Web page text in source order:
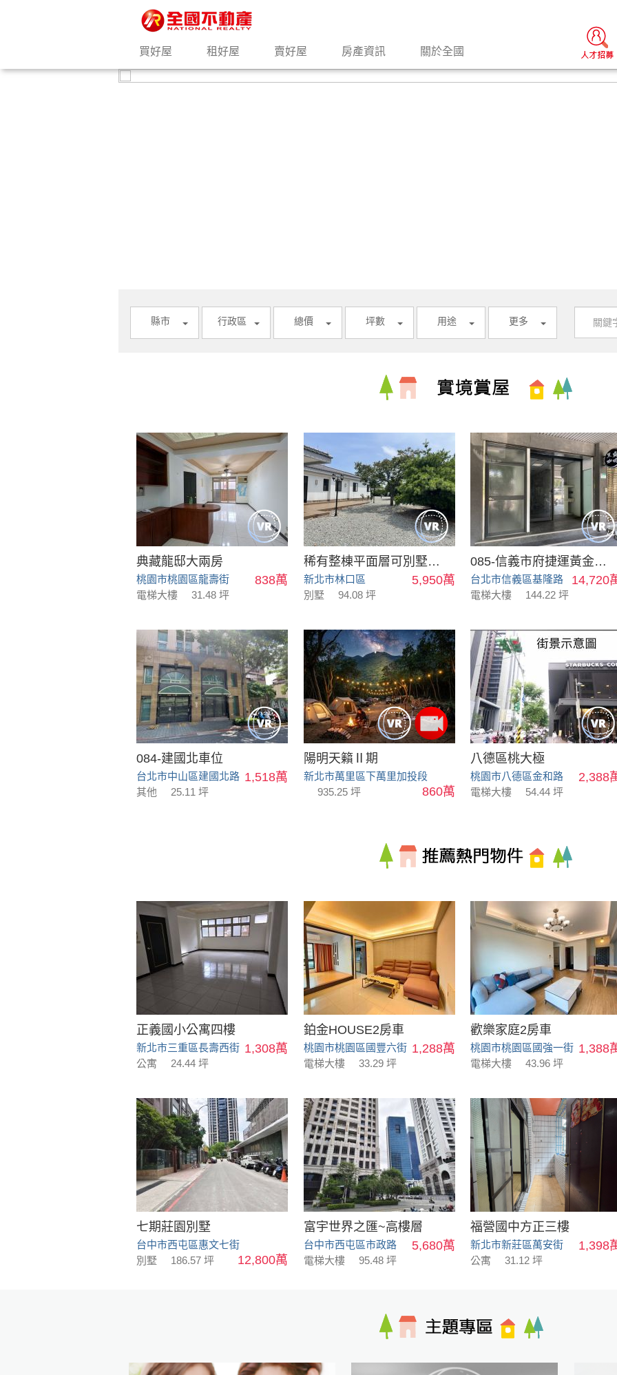
買好屋 租好屋 賣好屋 房產資訊 關於全國
縣市 行政區 總價 坪數 用途 更多
典藏龍邸大兩房
桃園市桃園區龍壽街 838萬
電梯大樓 31.48 坪
稀有整棟平面層可別墅可會館
新北市林口區 5,950萬
別墅 94.08 坪
085-信義市府捷運黃金店面
台北市信義區基隆路 14,720
電梯大樓 144.22 坪
084-建國北車位
台北市中山區建國北路 1,518萬
其他 25.11 坪
陽明天籟Ⅱ期
新北市萬里區下萬里加投段
860萬
935.25 坪
八德區桃大極
桃園市八德區金和路 2,388
電梯大樓 54.44 坪
正義國小公寓四樓
新北市三重區長壽西街 1,308萬
公寓 24.44 坪
鉑金HOUSE2房車
桃園市桃園區國豐六街 1,288萬
電梯大樓 33.29 坪
歡樂家庭2房車
桃園市桃園區國強一街 1,388
電梯大樓 43.96 坪
七期莊園別墅
台中市西屯區惠文七街
12,800萬
別墅 186.57 坪
富宇世界之匯~高樓層
台中市西屯區市政路 5,680萬
電梯大樓 95.48 坪
福營國中方正三樓
新北市新莊區萬安街 1,398
公寓 31.12 坪